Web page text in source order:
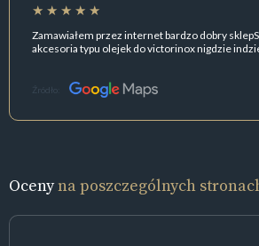
Zamawiałem przez internet bardzo dobry
akcesoria typu olejek do victorinox nigdzie
Źródło:
Ocenyna poszczególnych